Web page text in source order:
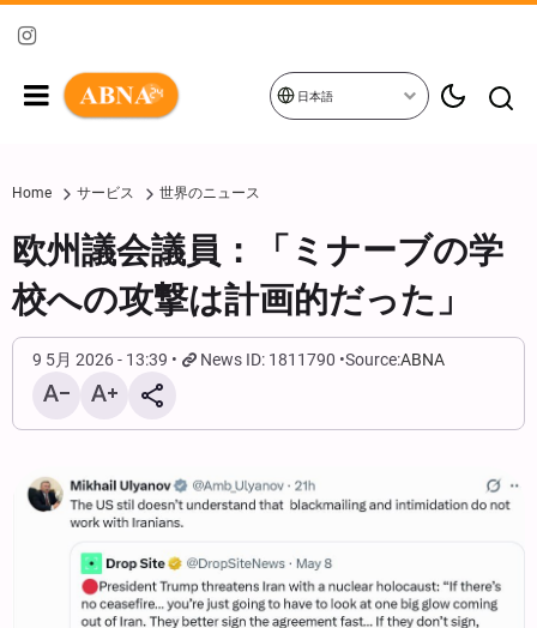
日本語
Home サービス 世界のニュース
欧州議会議員：「ミナーブの学
校への攻撃は計画的だった」
9 5月 2026 - 13:39 News ID: 1811790 Source:ABNA